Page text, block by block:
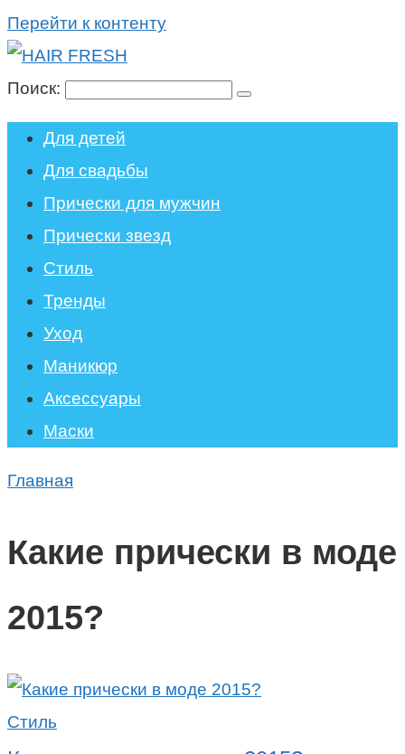
Перейти к контенту
Поиск:
Для детей
Для свадьбы
Прически для мужчин
Прически звезд
Стиль
Тренды
Уход
Маникюр
Аксессуары
Маски
Главная
Какие прически в моде
2015?
Стиль